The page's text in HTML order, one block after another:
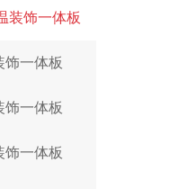
装饰一体板
饰一体板
饰一体板
饰一体板